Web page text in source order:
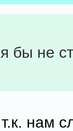
бы не
нам